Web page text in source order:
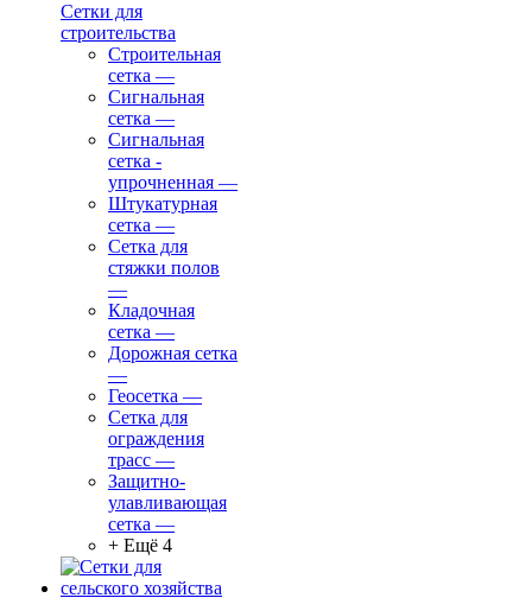
Сетки для
строительства
Строительная
сетка —
Сигнальная
сетка —
Сигнальная
сетка -
упрочненная —
Штукатурная
сетка —
Сетка для
стяжки полов
—
Кладочная
сетка —
Дорожная сетка
—
Геосетка —
Сетка для
ограждения
трасс —
Защитно-
улавливающая
сетка —
+ Ещё 4